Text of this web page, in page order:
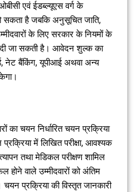
ओबीसी एवं ईडब्ल्यूएस वर्ग के
सकता है जबकि अनुसूचित जाति,
के लिए सरकार के नियमों के
जा सकती है। आवेदन शुल्क का
नेट बैंकिंग, यूपीआई अथवा अन्य
का चयन निर्धारित चयन प्रक्रिया
में लिखित परीक्षा, आवश्यक
तथा मेडिकल परीक्षण शामिल
वाले उम्मीदवारों को अंतिम
चयन प्रक्रिया की विस्तृत जानकारी